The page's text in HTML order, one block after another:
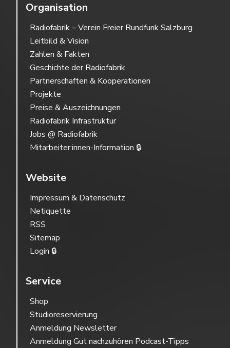
Organisation
Radiofabrik – Verein Freier Rundfunk Salzburg
Leitbild & Vision
Zahlen & Fakten
Geschichte der Radiofabrik
Partnerschaften & Kooperationen
Projekte
Preise & Auszeichnungen
Radiofabrik Infrastruktur
Jobs @ Radiofabrik
Mitarbeiter:innen-Information 🔒
Website
Impressum & Datenschutz
Netiquette
RSS
Sitemap
Login 🔒
Service
Shop
Studioreservierung
Anmeldung Newsletter
Anmeldung Gut nachzuhören Podcast-Tipps